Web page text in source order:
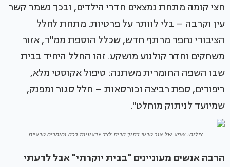
חצי קומה מתחת נמצאים חדרי הילדים, ובכך נשמר קשר
עין וקרבה – בלי לוותר על פרטיות. מתחת לחלל
הציבורי נחפר מרתף חדש, שכלל הוספת ממ"ד, אזור
משחקים וחדר קולנוע מושקע. זהו החלל היחיד בבית
שבו השפה החומרית משתנה: טיפול אקוסטי מלא,
ריפודים, ספת רביצה וכורסאות – חלל סגור ומפנק,
שמיועד לניתוק מוחלט".
צילום: שפע של אור טבעי בתוך הבית לצד צבעוניות רכה וחומרים טבעיים
הרבה אנשים מעוניינים "בבית יוקרתי" אבל לדעתי